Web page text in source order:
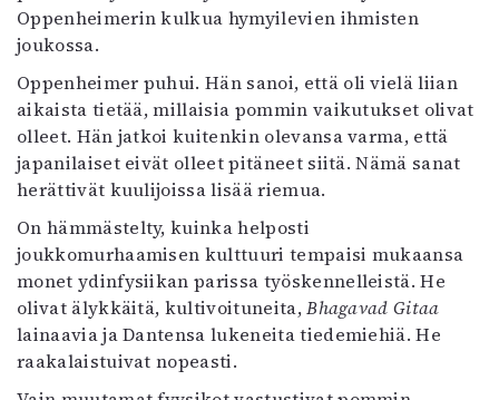
Oppenheimerin kulkua hymyilevien ihmisten
joukossa.
Oppenheimer puhui. Hän sanoi, että oli vielä liian
aikaista tietää, millaisia pommin vaikutukset olivat
olleet. Hän jatkoi kuitenkin olevansa varma, että
japanilaiset eivät olleet pitäneet siitä. Nämä sanat
herättivät kuulijoissa lisää riemua.
On hämmästelty, kuinka helposti
joukkomurhaamisen kulttuuri tempaisi mukaansa
monet ydinfysiikan parissa työskennelleistä. He
olivat älykkäitä, kultivoituneita,Bhagavad Gitaa
lainaavia ja Dantensa lukeneita tiedemiehiä. He
raakalaistuivat nopeasti.